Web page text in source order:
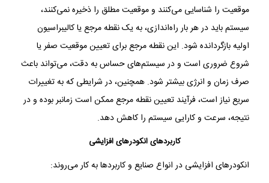
موقعیت را شناسایی می‌کنند و موقعیت مطلق را ذخیره نمی‌کنند،
سیستم باید در هر بار راه‌اندازی، به یک نقطه مرجع یا کالیبراسیون
اولیه بازگردانده شود. این نقطه مرجع برای تعیین موقعیت صفر یا
شروع ضروری است و در سیستم‌های حساس به دقت، می‌تواند باعث
صرف زمان و انرژی بیشتر شود. همچنین، در شرایطی که به تغییرات
سریع نیاز است، فرآیند تعیین نقطه مرجع ممکن است زمانبر بوده و در
نتیجه، سرعت و کارایی سیستم را کاهش دهد.
کاربردهای انکودرهای افزایشی
انکودرهای افزایشی در انواع صنایع و کاربردها به کار می‌روند: